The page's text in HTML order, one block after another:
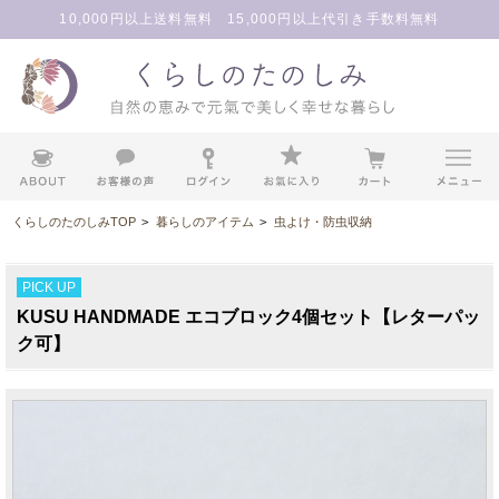
10,000円以上送料無料 15,000円以上代引き手数料無料
くらしのたのしみTOP > 暮らしのアイテム > 虫よけ・防虫収納
PICK UP
KUSU HANDMADE エコブロック4個セット【レターパッ
ク可】